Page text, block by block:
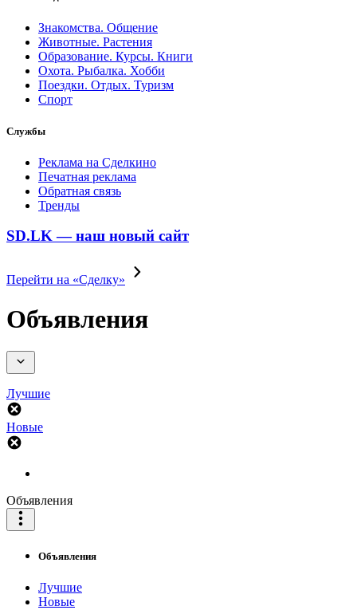
Знакомства. Общение
Животные. Растения
Образование. Курсы. Книги
Охота. Рыбалка. Хобби
Поездки. Отдых. Туризм
Спорт
Службы
Реклама на Сделкино
Печатная реклама
Обратная связь
Тренды
SD.LK — наш новый сайт
Перейти на «Сделку»
Объявления
Лучшие
Новые
Объявления
Объявления
Лучшие
Новые